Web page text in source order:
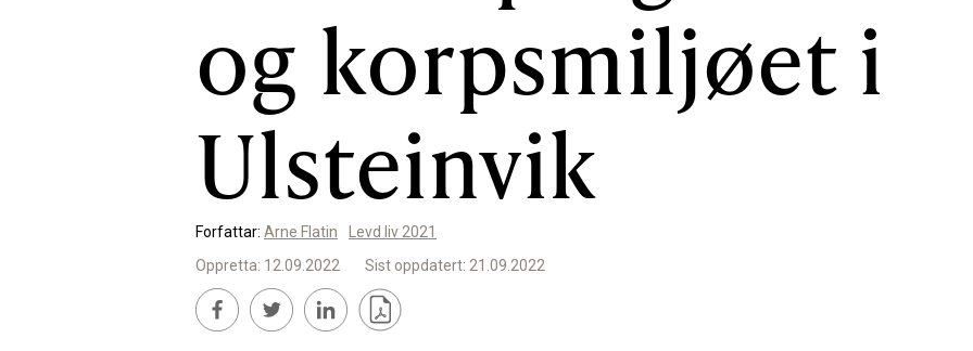
og korpsmiljøet i
Ulsteinvik
Forfattar: Arne Flatin
Levd liv 2021
Oppretta: 12.09.2022
Sist oppdatert: 21.09.2022